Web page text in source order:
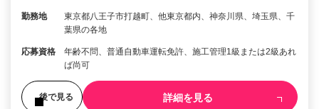
勤務地
東京都八王子市打越町、他東京都内、神奈川県、埼玉県、千
葉県の各地
応募資格
年齢不問、普通自動車運転免許、施工管理1級または2級あれ
ば尚可
後で見る 詳細を見る